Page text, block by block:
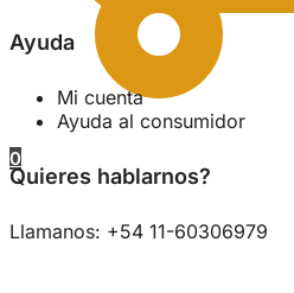
0
Ayuda
Mi cuenta
Ayuda al consumidor
Quieres hablarnos?
Llamanos: +54 11-60306979